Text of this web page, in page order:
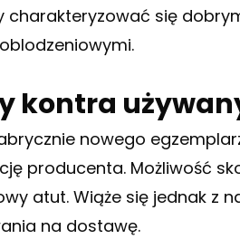
charakteryzować się
kontra
nowego
producenta. Możliwość
atut. Wiąże się jednak z
na dostawę.